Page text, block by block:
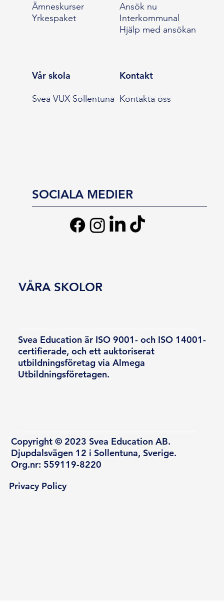
Ämneskurser
Yrkespaket
Ansök nu
Interkommunal
Hjälp med ansökan
Vår skola
Svea VUX Sollentuna
Kontakt
Kontakta oss
SOCIALA MEDIER
Svea Education är ISO 9001- och ISO 14001-
certifierade, och ett auktoriserat
utbildningsföretag via Almega
Utbildningsföretagen.
Copyright © 2023 Svea Education AB.
Djupdalsvägen 12 i Sollentuna, Sverige.
Org.nr: 559119-8220
VÅRA SKOLOR
Privacy Policy